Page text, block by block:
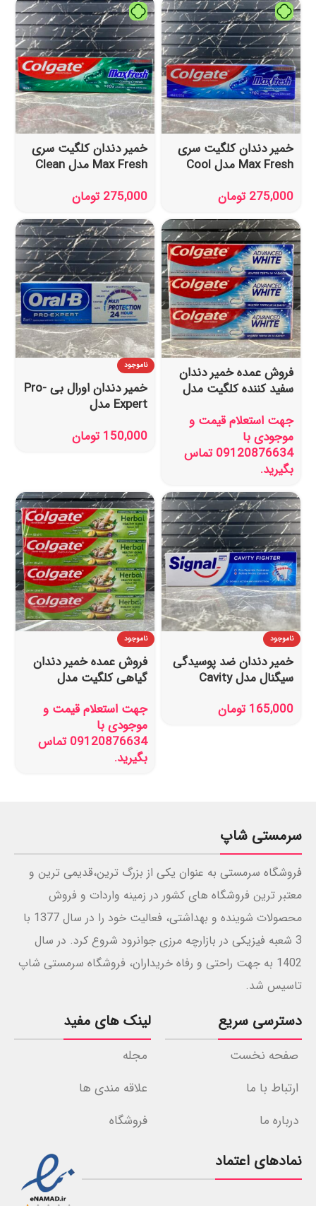
خمیر دندان کلگیت سری
Max Fresh مدل Cool
275,000 تومان
خمیر دندان کلگیت سری
Max Fresh مدل Clean
275,000 تومان
فروش عمده خمیر دندان
سفید کننده کلگیت مدل
100 میل
جهت استعلام قیمت و
موجودی با
09120876634 تماس
بگیرید.
ناموجود
خمیر دندان اورال بی Pro-
Expert مدل
150,000 تومان
ناموجود
خمیر دندان ضد پوسیدگی
سیگنال مدل Cavity
165,000 تومان
ناموجود
فروش عمده خمیر دندان
گیاهی کلگیت مدل
جهت استعلام قیمت و
موجودی با
09120876634 تماس
بگیرید.
سرمستی شاپ
فروشگاه سرمستی به عنوان یکی از بزرگ ترین،قدیمی ترین و
معتبر ترین فروشگاه های کشور در زمینه واردات و فروش
محصولات شوینده و بهداشتی، فعالیت خود را در سال 1377 با
3 شعبه فیزیکی در بازارچه مرزی جوانرود شروع کرد. در سال
1402 به جهت راحتی و رفاه خریداران، فروشگاه سرمستی شاپ
تاسیس شد.
دسترسی سریع
صفحه نخست
ارتباط با ما
درباره ما
لینک های مفید
مجله
علاقه مندی ها
فروشگاه
نمادهای اعتماد خرید بیشتر قیمت